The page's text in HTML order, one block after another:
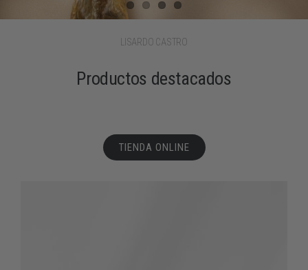
EXPERIENCIAS GASTRONÓMICAS
LISARDO CASTRO
Productos destacados
TIENDA ONLINE